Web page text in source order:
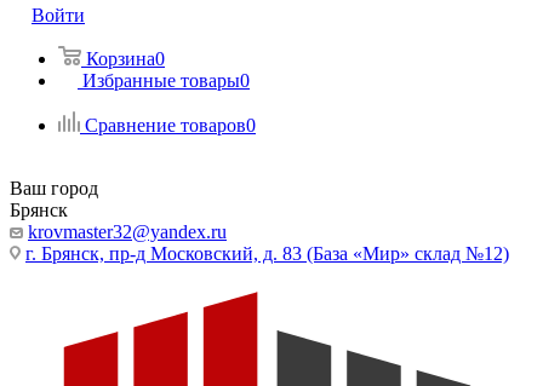
Войти
Корзина0
Избранные товары0
Сравнение товаров0
Ваш город
Брянск
krovmaster32@yandex.ru
г. Брянск, пр-д Московский, д. 83 (База «Мир» склад №12)